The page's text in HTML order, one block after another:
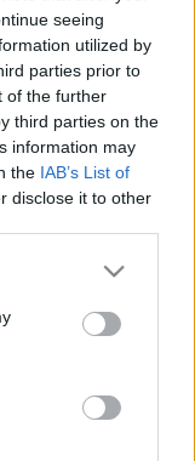
seeing
utilized by
parties prior to
of the further
third parties on the
information may
the IAB’s List of
disclose it to other
or more Google
You may click to
party tags to
in below Google
A
színbeli
A képeimen
bábuként
adnak képi
ezekre a
születése és a
jelképekkel
irányba. - Giricz
25. - március
szombaton 10-